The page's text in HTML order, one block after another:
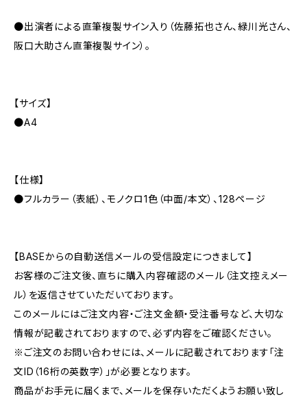
●出演者による直筆複製サイン入り（佐藤拓也さん、緑川光さん、
阪口大助さん直筆複製サイン）。
【サイズ】
●A4
【仕様】
●フルカラー（表紙）、モノクロ1色（中面/本文）、128ページ
【BASEからの自動送信メールの受信設定につきまして】
お客様のご注文後、直ちに購入内容確認のメール（注文控えメー
ル）を返信させていただいております。
このメールにはご注文内容・ご注文金額・受注番号など、大切な
情報が記載されておりますので、必ず内容をご確認ください。
※ご注文のお問い合わせには、メールに記載されております「注
文ID（16桁の英数字）」が必要となります。
商品がお手元に届くまで、メールを保存いただくようお願い致し